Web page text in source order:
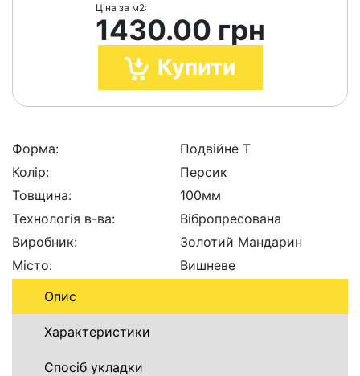
Ціна за м2:
1430.00 грн
Купити
Форма:
Подвійне Т
Колір:
Персик
Товщина:
100мм
Технологія в-ва:
Вібропресована
Виробник:
Золотий Мандарин
Місто:
Вишневе
Опис
Характеристики
Спосіб укладки